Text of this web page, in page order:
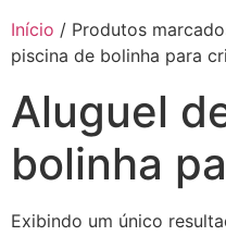
Início / Produtos
piscina de bolinha para
Aluguel
bolinha
Exibindo um único